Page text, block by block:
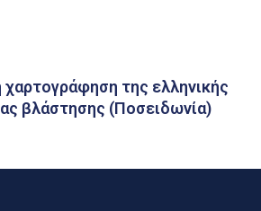
χαρτογράφηση της ελληνικής
βλάστησης (Ποσειδωνία)